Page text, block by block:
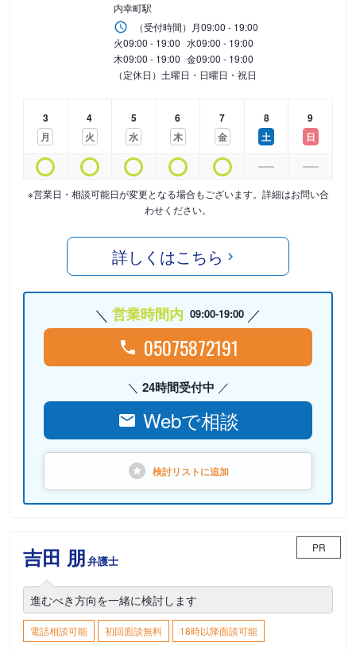
内幸町駅
（受付時間） 月09:00 - 19:00
火09:00 - 19:00 水09:00 - 19:00
木09:00 - 19:00 金09:00 - 19:00
（定休日）土曜日・日曜日・祝日
3
月
4
火
5
水
6
木
7
金
8
土
9
日
※営業日・相談可能日が変更となる場合もございます。詳細はお問い合
わせください。
詳しくはこちら
営業時間内 09:00-19:00
05075872191
24時間受付中
Webで相談
検討リストに追加
吉田 朋弁護士
PR
進むべき方向を一緒に検討します
電話相談可能 初回面談無料 18時以降面談可能